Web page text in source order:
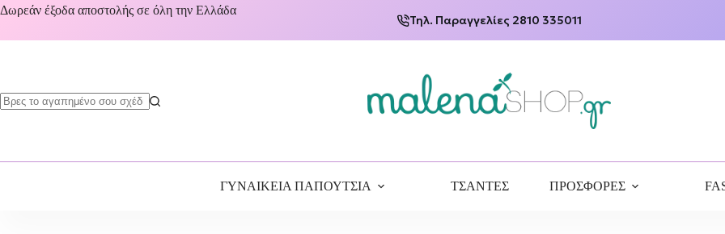
Δωρεάν έξοδα αποστολής σε όλη την Ελλάδα
Τηλ. Παραγγελίες 2810 335011
ΓΥΝΑΙΚΕΙΑ ΠΑΠΟΥΤΣΙΑ ΤΣΑΝΤΕΣ ΠΡΟΣΦΟΡΕΣ